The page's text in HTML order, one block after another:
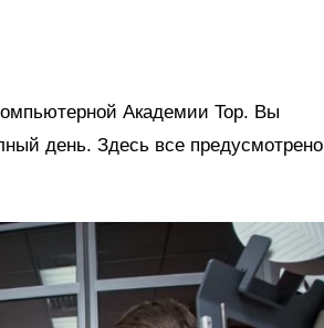
Академии Top. Вы
день. Здесь все предусмотрено